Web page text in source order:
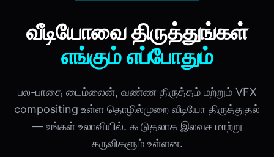
வீடியோவை திருத்துங்கள்
எங்கும் எப்போதும்
பல-பாதை டைம்லைன், வண்ண திருத்தம் மற்றும் VFX
compositing உள்ள தொழில்முறை வீடியோ திருத்துதல்
— உங்கள் உலாவியில். கூடுதலாக இலவச மாற்று
கருவிகளும் உள்ளன.